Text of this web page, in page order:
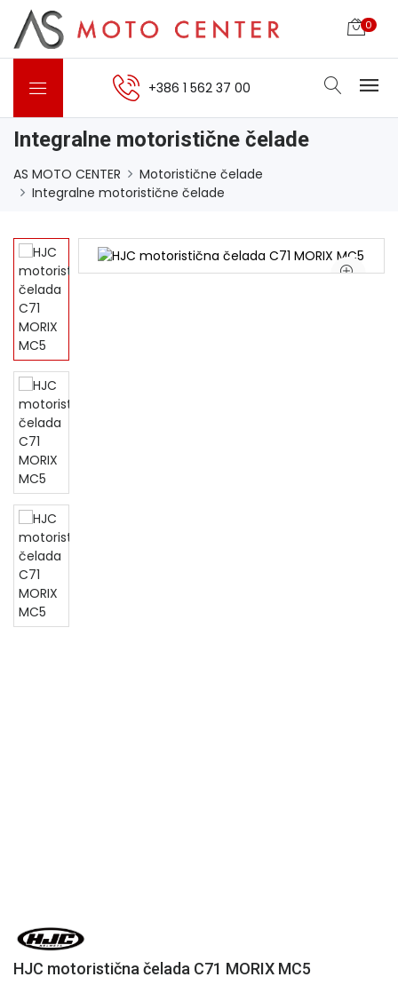
0
+386 1 562 37 00
Integralne motoristične čelade
AS MOTO CENTER
Motoristične čelade
Integralne motoristične čelade
HJC motoristična čelada C71 MORIX MC5